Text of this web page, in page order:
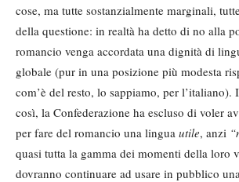
cose, ma tutte sostanzialmente marginali,
della questione: in realtà ha detto di no alla
romancio venga accordata una dignità di
globale (pur in una posizione più modesta
com’è del resto, lo sappiamo, per l’italiano).
così, la Confederazione ha escluso di voler
per fare del romancio una lingua utile, anzi
quasi tutta la gamma dei momenti della loro
dovranno continuare ad usare in pubblico